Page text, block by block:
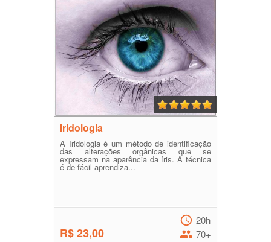
Iridologia
A Iridologia é um método de identificação
das alterações orgânicas que se
expressam na aparência da íris. A técnica
é de fácil aprendiza...
R$ 23,00
20h
70+